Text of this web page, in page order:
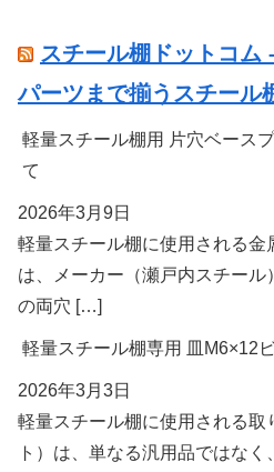
スチール棚ドットコム
パーツまで揃うスチール
軽量スチール棚用 片穴ベース
て
2026年3月9日
軽量スチール棚に使用される金
は、メーカー（瀬戸内スチー
の両穴 […]
軽量スチール棚専用 皿M6×12
2026年3月3日
軽量スチール棚に使用される取
ト）は、単なる汎用品ではな